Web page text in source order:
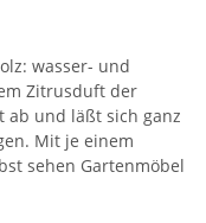
wasser- und
Zitrusduft der
ab und läßt sich ganz
Mit je einem
sehen Gartenmöbel